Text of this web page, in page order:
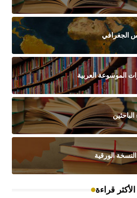
الجغرافي
الموسوعة العربية
الورقية
قراءة